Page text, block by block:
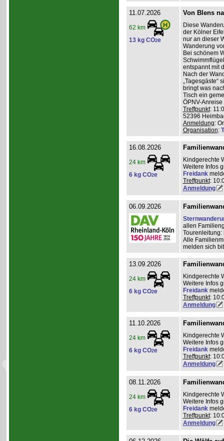
11.07.2026
62 km
13 kg CO2e
Von Blens
Diese
der Kölner
nur an dieser
Wanderung
Bei schönem
entspannt mit
Nach der
„Tagesgäste“
bringt was
Tisch ein
ÖPNV-
Treffpunkt:
52396
Anmeldung:
Organisation:
16.08.2026
24 km
6 kg CO2e
Kindgerechte
Weitere Infos
Freidank
Treffpunkt:
Anmeldung
06.09.2026
allen
Tourenleitung:
Alle
melden sich
13.09.2026
24 km
6 kg CO2e
Kindgerechte
Weitere Infos
Freidank
Treffpunkt:
Anmeldung
11.10.2026
24 km
6 kg CO2e
Kindgerechte
Weitere Infos
Freidank
Treffpunkt:
Anmeldung
08.11.2026
24 km
6 kg CO2e
Kindgerechte
Weitere Infos
Freidank
Treffpunkt:
Anmeldung